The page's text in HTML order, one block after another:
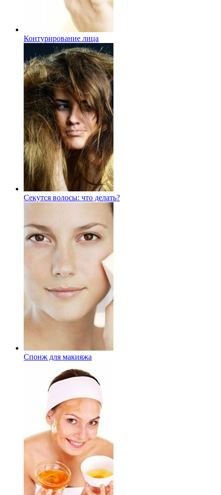
Контурирование лица
Секутся волосы: что делать?
Спонж для макияжа